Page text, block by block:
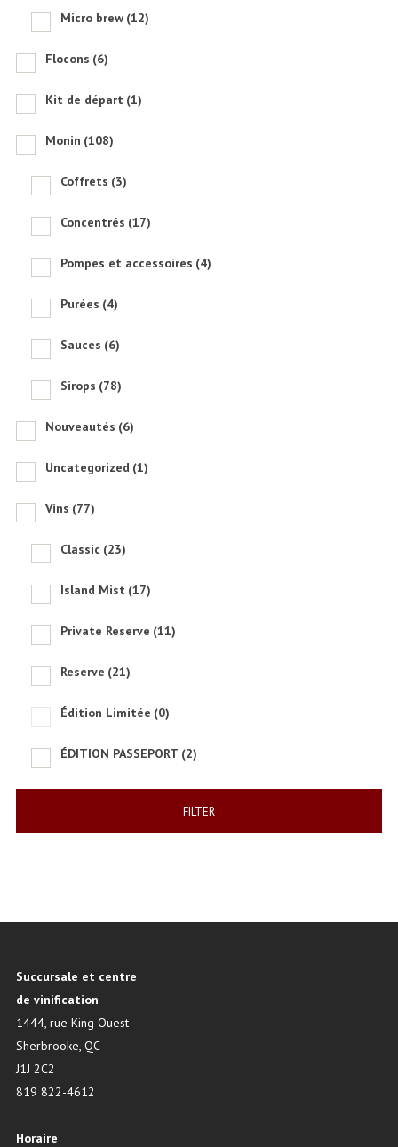
Micro brew (12)
Flocons (6)
Kit de départ (1)
Monin (108)
Coffrets (3)
Concentrés (17)
Pompes et accessoires (4)
Purées (4)
Sauces (6)
Sirops (78)
Nouveautés (6)
Uncategorized (1)
Vins (77)
Classic (23)
Island Mist (17)
Private Reserve (11)
Reserve (21)
Édition Limitée (0)
ÉDITION PASSEPORT (2)
FILTER
Succursale et centre
de vinification
1444, rue King Ouest
Sherbrooke, QC
J1J 2C2
819 822-4612
Horaire